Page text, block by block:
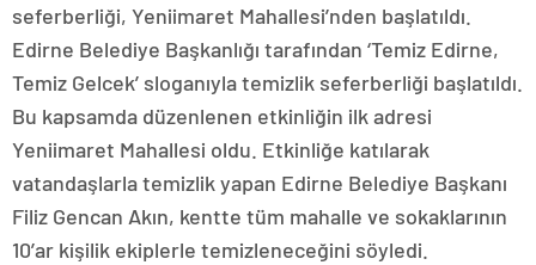
seferberliği, Yeniimaret Mahallesi’nden başlatıldı.
Edirne Belediye Başkanlığı tarafından ‘Temiz Edirne,
Temiz Gelcek’ sloganıyla temizlik seferberliği başlatıldı.
Bu kapsamda düzenlenen etkinliğin ilk adresi
Yeniimaret Mahallesi oldu. Etkinliğe katılarak
vatandaşlarla temizlik yapan Edirne Belediye Başkanı
Filiz Gencan Akın, kentte tüm mahalle ve sokaklarının
10’ar kişilik ekiplerle temizleneceğini söyledi.